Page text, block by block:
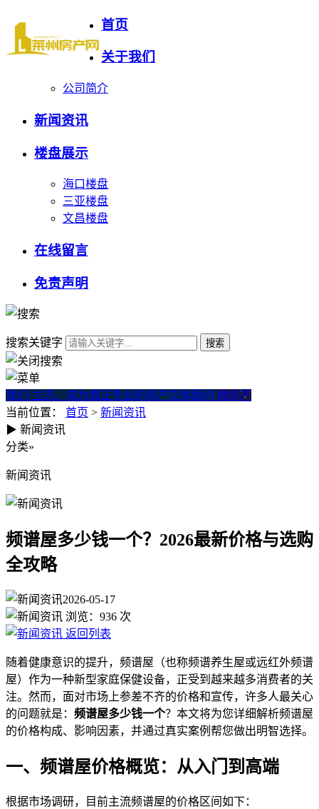
首页
关于我们
公司简介
新闻资讯
楼盘展示
海口楼盘
三亚楼盘
文昌楼盘
在线留言
免责声明
搜索关键字
我们·立志。成为真正专业的房产交易顾问 微房产
当前位置： 首页 > 新闻资讯
频谱屋多少钱一个？2026最新
▶ 新闻资讯
分类»
新闻资讯
频谱屋多少钱一个？2026最新价格与选购
全攻略
2026-05-17
浏览： 936 次
返回列表
随着健康意识的提升，频谱屋（也称频谱养生屋或远红外频谱
屋）作为一种新型家庭保健设备，正受到越来越多消费者的关
注。然而，面对市场上参差不齐的价格和宣传，许多人最关心
的问题就是： 频谱屋多少钱一个？本文将为您详细解析频谱屋
的价格构成、影响因素，并通过真实案例帮您做出明智选择。
一、频谱屋价格概览：从入门到高端
根据市场调研，目前主流频谱屋的价格区间如下：